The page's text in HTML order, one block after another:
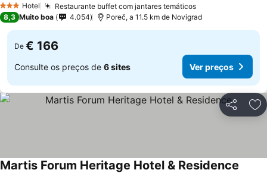
3 EstrelasHotel Restaurante buffet com jantares temáticos
8,3 Muito boa 4.054 Poreč, a 11.5 km de Novigrad
De € 166
Consulte os preços de 6 sites Ver preços
Partilhar
Martis Forum Heritage Hotel & Residence